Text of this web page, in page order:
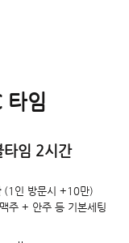
타임
타임 2시간
(1인 방문시 +10만)
주 + 안주 등 기본세팅